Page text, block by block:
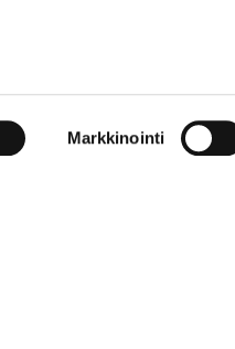
Markkinointi